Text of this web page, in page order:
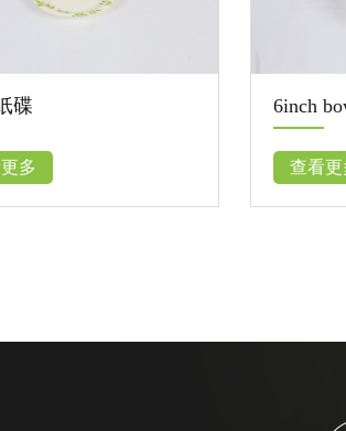
8 inch 纸碟
查看更多